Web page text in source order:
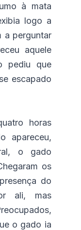
à mata
logo a
a perguntar
aquele
pediu que
escapado
horas
apareceu,
o gado
os
do
ali, mas
o gado ia